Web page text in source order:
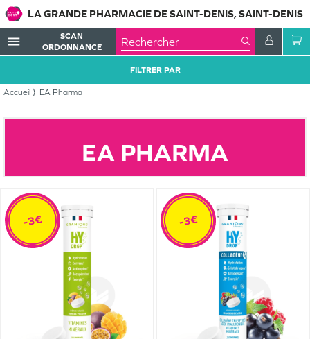
LA GRANDE PHARMACIE DE SAINT-DENIS, SAINT-DENIS
menu
SCAN
ORDONNANCE
Accueil EA Pharma
FILTRER PAR
EA PHARMA
-3€ -3€